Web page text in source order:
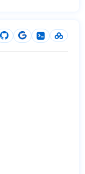
物寄存、挂账支